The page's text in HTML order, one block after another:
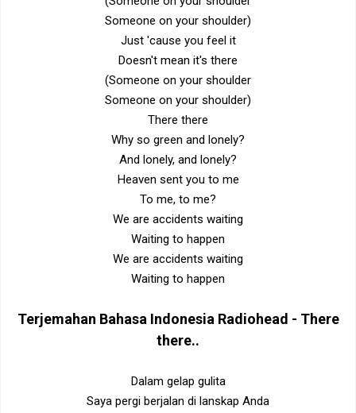
Someone on your shoulder)
Just 'cause you feel it
Doesn't mean it's there
(Someone on your shoulder
Someone on your shoulder)
There there
Why so green and lonely?
And lonely, and lonely?
Heaven sent you to me
To me, to me?
We are accidents waiting
Waiting to happen
We are accidents waiting
Waiting to happen
Terjemahan Bahasa Indonesia Radiohead - There
there..
Dalam gelap gulita
Saya pergi berjalan di lanskap Anda